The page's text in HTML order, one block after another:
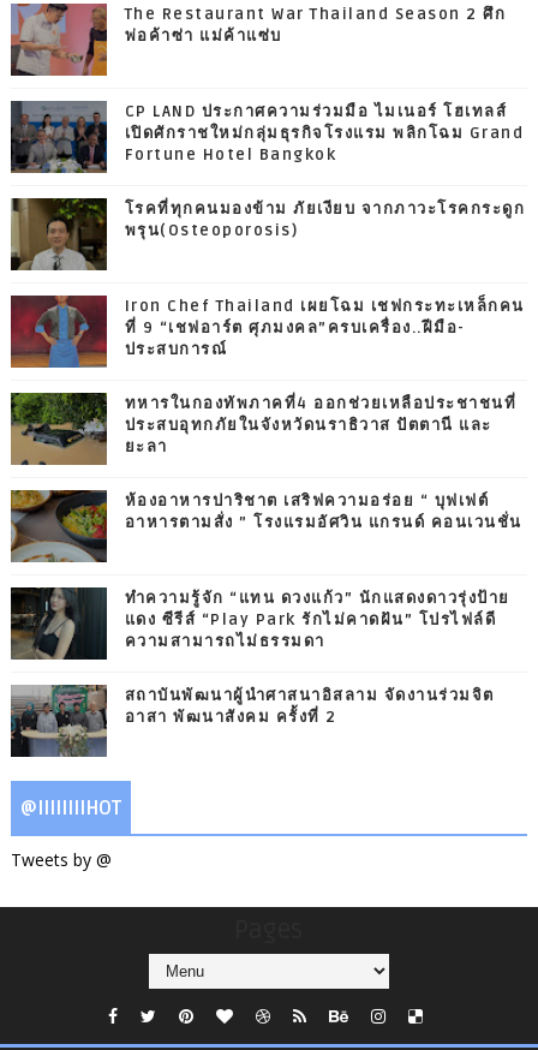
The Restaurant War Thailand Season 2 ศึก
พ่อค้าซ่า แม่ค้าแซ่บ
CP LAND ประกาศความร่วมมือ ไมเนอร์ โฮเทลส์
เปิดศักราชใหม่กลุ่มธุรกิจโรงแรม พลิกโฉม Grand
Fortune Hotel Bangkok
โรคที่ทุกคนมองข้าม ภัยเงียบ จากภาวะโรคกระดูก
พรุน(Osteoporosis)
Iron Chef Thailand เผยโฉม เชฟกระทะเหล็กคน
ที่ 9 “เชฟอาร์ต ศุภมงคล”ครบเครื่อง..ฝีมือ-
ประสบการณ์
ทหารในกองทัพภาคที่4 ออกช่วยเหลือประชาชนที่
ประสบอุทกภัยในจังหวัดนราธิวาส ปัตตานี และ
ยะลา
ห้องอาหารปาริชาต เสริฟความอร่อย “ บุฟเฟต์
อาหารตามสั่ง ” โรงแรมอัศวิน แกรนด์ คอนเวนชั่น
ทำความรู้จัก “แทน ดวงแก้ว” นักแสดงดาวรุ่งป้าย
แดง ซีรีส์ “Play Park รักไม่คาดฝัน” โปรไฟล์ดี
ความสามารถไม่ธรรมดา
สถาบันพัฒนาผู้นำศาสนาอิสลาม จัดงานร่วมจิต
อาสา พัฒนาสังคม ครั้งที่ 2
@IIIIIIIIHOT
Tweets by @